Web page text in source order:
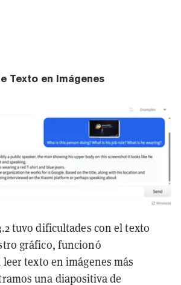
Texto en Imágenes
tuvo dificultades con el texto
gráfico, funcionó
texto en imágenes más
una diapositiva de